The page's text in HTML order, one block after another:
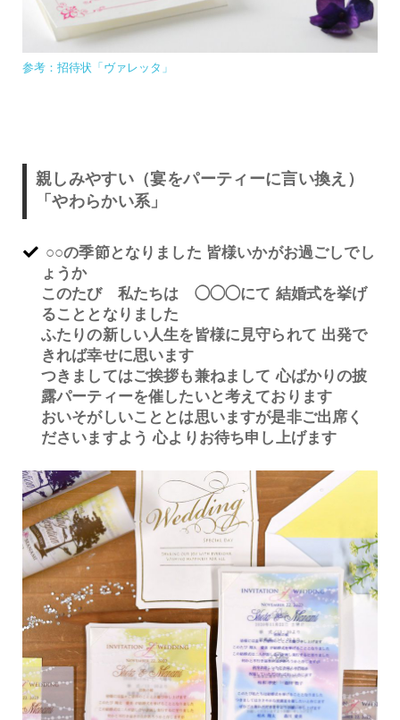
参考：招待状「ヴァレッタ」
親しみやすい（宴をパーティーに言い換え）
「やわらかい系」
○○の季節となりました 皆様いかがお過ごしでし
ょうか
このたび 私たちは ◯◯◯にて 結婚式を挙げ
ることとなりました
ふたりの新しい人生を皆様に見守られて 出発で
きれば幸せに思います
つきましてはご挨拶も兼ねまして 心ばかりの披
露パーティーを催したいと考えております
おいそがしいこととは思いますが是非ご出席く
ださいますよう 心よりお待ち申し上げます